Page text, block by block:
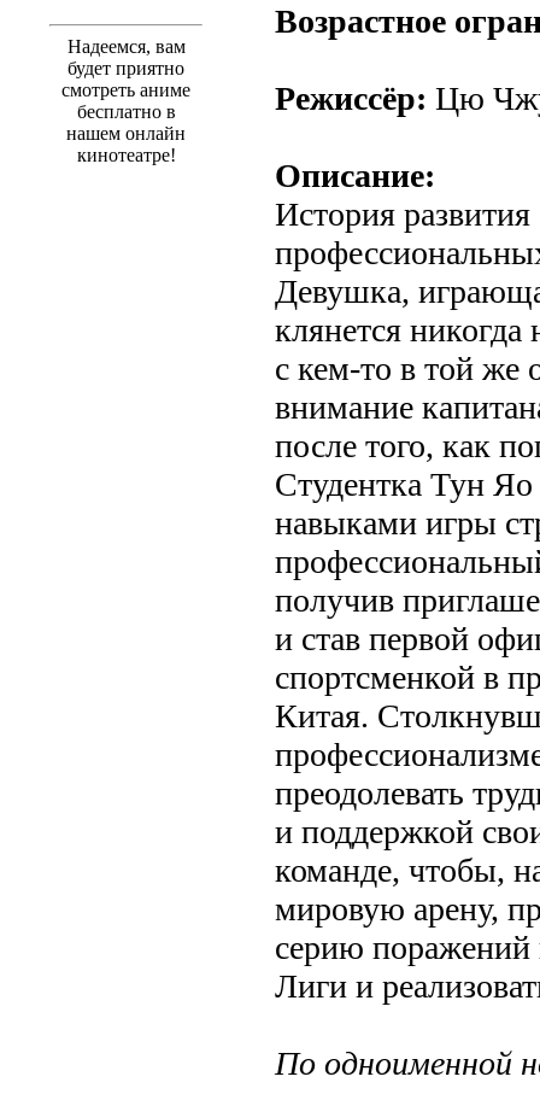
Надеемся, вам
будет приятно
смотреть аниме
бесплатно в
нашем онлайн
кинотеатре!
Возрастное
Режиссёр: Цю
Описание:
История
Девушка,
клянется никогда
с кем-то в той же
внимание
после того, как
Студентка Тун
навыками игры
получив
и став первой
спортсменкой в
Китая.
преодолевать
и поддержкой
команде, чтобы,
мировую арену,
серию поражений
Лиги и
По одноименной